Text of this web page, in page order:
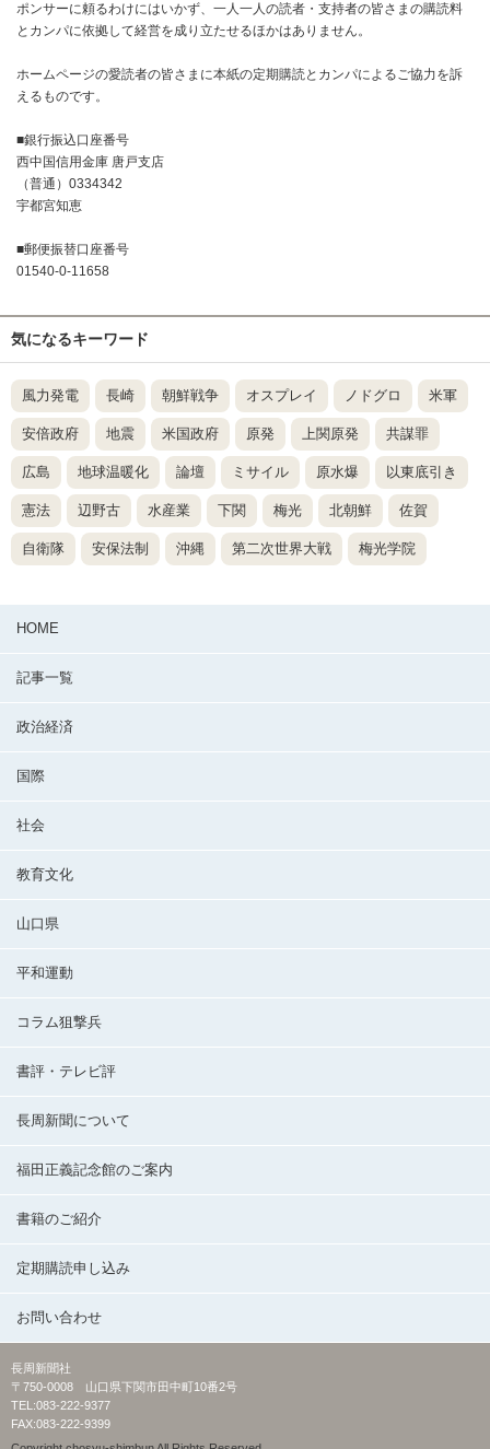
ポンサーに頼るわけにはいかず、一人一人の読者・支持者の皆さまの購読料
とカンパに依拠して経営を成り立たせるほかはありません。
ホームページの愛読者の皆さまに本紙の定期購読とカンパによるご協力を訴
えるものです。
■銀行振込口座番号
西中国信用金庫 唐戸支店
（普通）0334342
宇都宮知恵
■郵便振替口座番号
01540-0-11658
気になるキーワード
風力発電 長崎 朝鮮戦争 オスプレイ ノドグロ 米軍
安倍政府 地震 米国政府 原発 上関原発 共謀罪
広島 地球温暖化 論壇 ミサイル 原水爆 以東底引き
憲法 辺野古 水産業 下関 梅光 北朝鮮 佐賀
自衛隊 安保法制 沖縄 第二次世界大戦 梅光学院
HOME
記事一覧
政治経済
国際
社会
教育文化
山口県
平和運動
コラム狙撃兵
書評・テレビ評
長周新聞について
福田正義記念館のご案内
書籍のご紹介
定期購読申し込み
お問い合わせ
長周新聞社
〒750-0008 山口県下関市田中町10番2号
TEL:083-222-9377
FAX:083-222-9399